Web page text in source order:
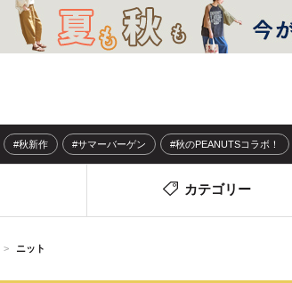
#秋新作 #サマーバーゲン #秋のPEANUTSコラボ！
カテゴリー
ニット